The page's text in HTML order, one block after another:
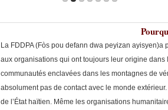
La FDDPA (Fòs pou defann dwa peyizan
aux organisations qui ont toujours leur origine
communautés enclavées dans les montagnes de
absolument pas de contact avec le monde
de l’État haïtien. Même les organisations